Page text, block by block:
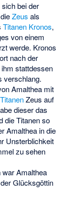
bei der
dieZeus als
Titanen Kronos,
von einem
werde. Kronos
nach der
stattdessen
verschlang.
Amalthea mit
TitanenZeus auf
dieser das
die Titanen so
Amalthea in die
Unsterblichkeit
zu sehen
Amalthea
Glücksgöttin